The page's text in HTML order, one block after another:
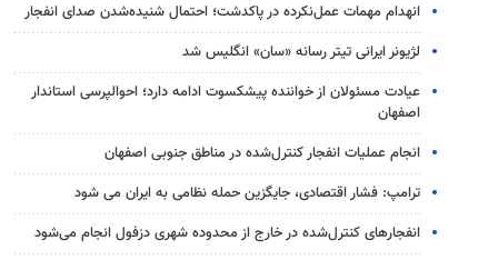
انهدام مهمات عمل‌نکرده در پاکدشت؛ احتمال شنیده‌شدن صدای انفجار
لژیونر ایرانی تیتر رسانه «سان» انگلیس شد
عیادت مسئولان از خواننده پیشکسوت ادامه دارد؛ احوالپرسی استاندار
اصفهان
انجام عملیات انفجار کنترل‌شده در مناطق جنوبی اصفهان
ترامپ: فشار اقتصادی، جایگزین حمله نظامی به ایران می شود
انفجارهای کنترل‌شده در خارج از محدوده شهری دزفول انجام می‌شود